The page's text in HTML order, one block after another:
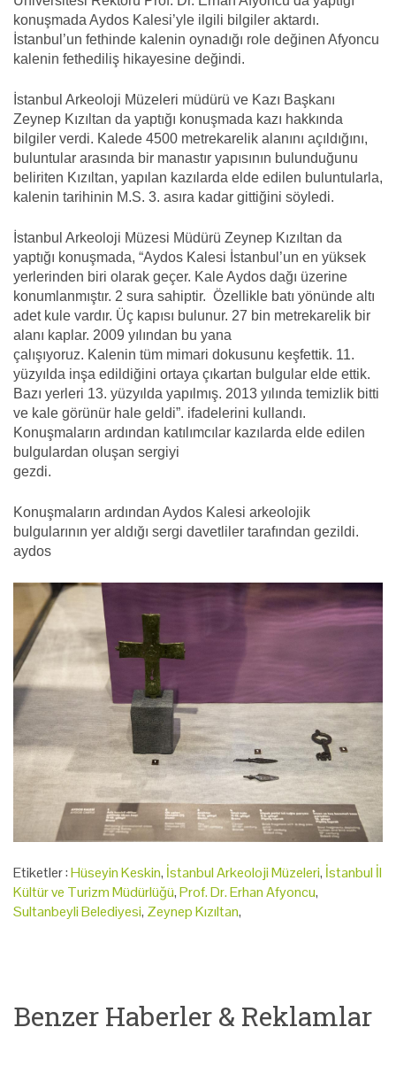
konuşmada Aydos Kalesi’yle ilgili bilgiler aktardı.
İstanbul’un fethinde kalenin oynadığı role değinen Afyoncu
kalenin fethediliş hikayesine değindi.
İstanbul Arkeoloji Müzeleri müdürü ve Kazı Başkanı
Zeynep Kızıltan da yaptığı konuşmada kazı hakkında
bilgiler verdi. Kalede 4500 metrekarelik alanını açıldığını,
buluntular arasında bir manastır yapısının bulunduğunu
beliriten Kızıltan, yapılan kazılarda elde edilen buluntularla,
kalenin tarihinin M.S. 3. asıra kadar gittiğini söyledi.
İstanbul Arkeoloji Müzesi Müdürü Zeynep Kızıltan da
yaptığı konuşmada, “Aydos Kalesi İstanbul’un en yüksek
yerlerinden biri olarak geçer. Kale Aydos dağı üzerine
konumlanmıştır. 2 sura sahiptir. Özellikle batı yönünde altı
adet kule vardır. Üç kapısı bulunur. 27 bin metrekarelik bir
alanı kaplar. 2009 yılından bu yana
çalışıyoruz. Kalenin tüm mimari dokusunu keşfettik. 11.
yüzyılda inşa edildiğini ortaya çıkartan bulgular elde ettik.
Bazı yerleri 13. yüzyılda yapılmış. 2013 yılında temizlik bitti
ve kale görünür hale geldi”. ifadelerini kullandı.
Konuşmaların ardından katılımcılar kazılarda elde edilen
bulgulardan oluşan sergiyi
gezdi.
Konuşmaların ardından Aydos Kalesi arkeolojik
bulgularının yer aldığı sergi davetliler tarafından gezildi.
aydos
Etiketler :Hüseyin Keskin, İstanbul Arkeoloji Müzeleri, İstanbul İl
Kültür ve Turizm Müdürlüğü,Prof. Dr. Erhan Afyoncu,
Sultanbeyli Belediyesi, Zeynep Kızıltan,
Benzer Haberler & Reklamlar